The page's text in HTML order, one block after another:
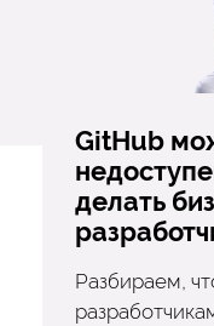
GitHub
делать
Разбираем,